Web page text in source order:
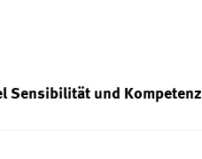
Sensibilität und Kompetenz